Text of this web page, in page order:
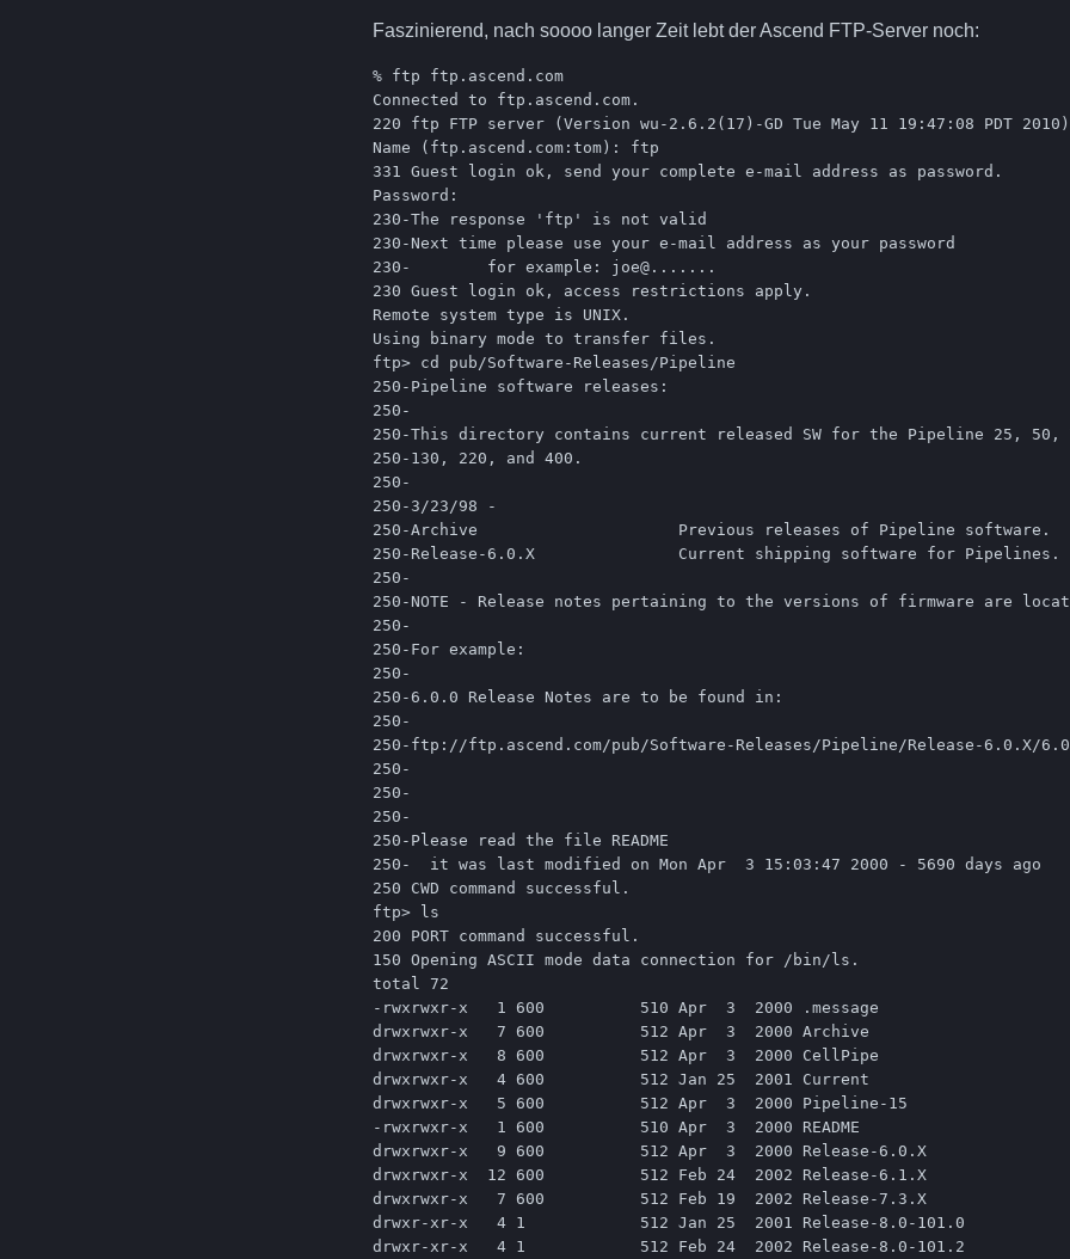
Faszinierend, nach soooo langer Zeit lebt der Ascend FTP-Server noch:
% ftp ftp.ascend.com
Connected to ftp.ascend.com.
220 ftp FTP server (Version wu-2.6.2(17)-GD Tue May 11 19:47:08 PDT
Name (ftp.ascend.com:tom): ftp
331 Guest login ok, send your complete e-mail address as password.
Password:
230-The response 'ftp' is not valid
230-Next time please use your e-mail address as your password
230-        for example: joe@.......
230 Guest login ok, access restrictions apply.
Remote system type is UNIX.
Using binary mode to transfer files.
ftp> cd pub/Software-Releases/Pipeline
250-Pipeline software releases:
250-
250-This directory contains current released SW for the Pipeline 25, 50,
250-130, 220, and 400.
250-
250-3/23/98 -
250-Archive			Previous releases of Pipeline software.
250-Release-6.0.X		Current shipping software for Pipelines.
250-
250-NOTE - Release notes pertaining to the versions of firmware are
250-
250-For example:
250-
250-6.0.0 Release Notes are to be found in:
250-
250-ftp://ftp.ascend.com/pub/Software-Releases/Pipeline/Release-6.0.X/
250-
250-
250-
250-Please read the file README
250-  it was last modified on Mon Apr  3 15:03:47 2000 - 5690 days ago
250 CWD command successful.
ftp> ls
200 PORT command successful.
150 Opening ASCII mode data connection for /bin/ls.
total 72
-rwxrwxr-x   1 600          510 Apr  3  2000 .message
drwxrwxr-x   7 600          512 Apr  3  2000 Archive
drwxrwxr-x   8 600          512 Apr  3  2000 CellPipe
drwxrwxr-x   4 600          512 Jan 25  2001 Current
drwxrwxr-x   5 600          512 Apr  3  2000 Pipeline-15
-rwxrwxr-x   1 600          510 Apr  3  2000 README
drwxrwxr-x   9 600          512 Apr  3  2000 Release-6.0.X
drwxrwxr-x  12 600          512 Feb 24  2002 Release-6.1.X
drwxrwxr-x   7 600          512 Feb 19  2002 Release-7.3.X
drwxr-xr-x   4 1            512 Jan 25  2001 Release-8.0-101.0
drwxr-xr-x   4 1            512 Feb 24  2002 Release-8.0-101.2